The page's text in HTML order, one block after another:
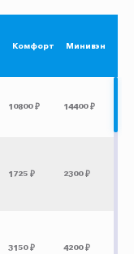
Комфорт Минивэн
10800 ₽ 14400 ₽
1725 ₽ 2300 ₽
3150 ₽ 4200 ₽